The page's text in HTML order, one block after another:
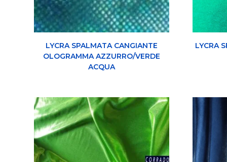
LYCRA SPALMATA CANGIANTE
OLOGRAMMA AZZURRO/VERDE
ACQUA
LYCRA